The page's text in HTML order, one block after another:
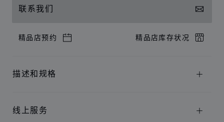
联系我们
精品店预约 精品店库存状况
描述和规格
线上服务